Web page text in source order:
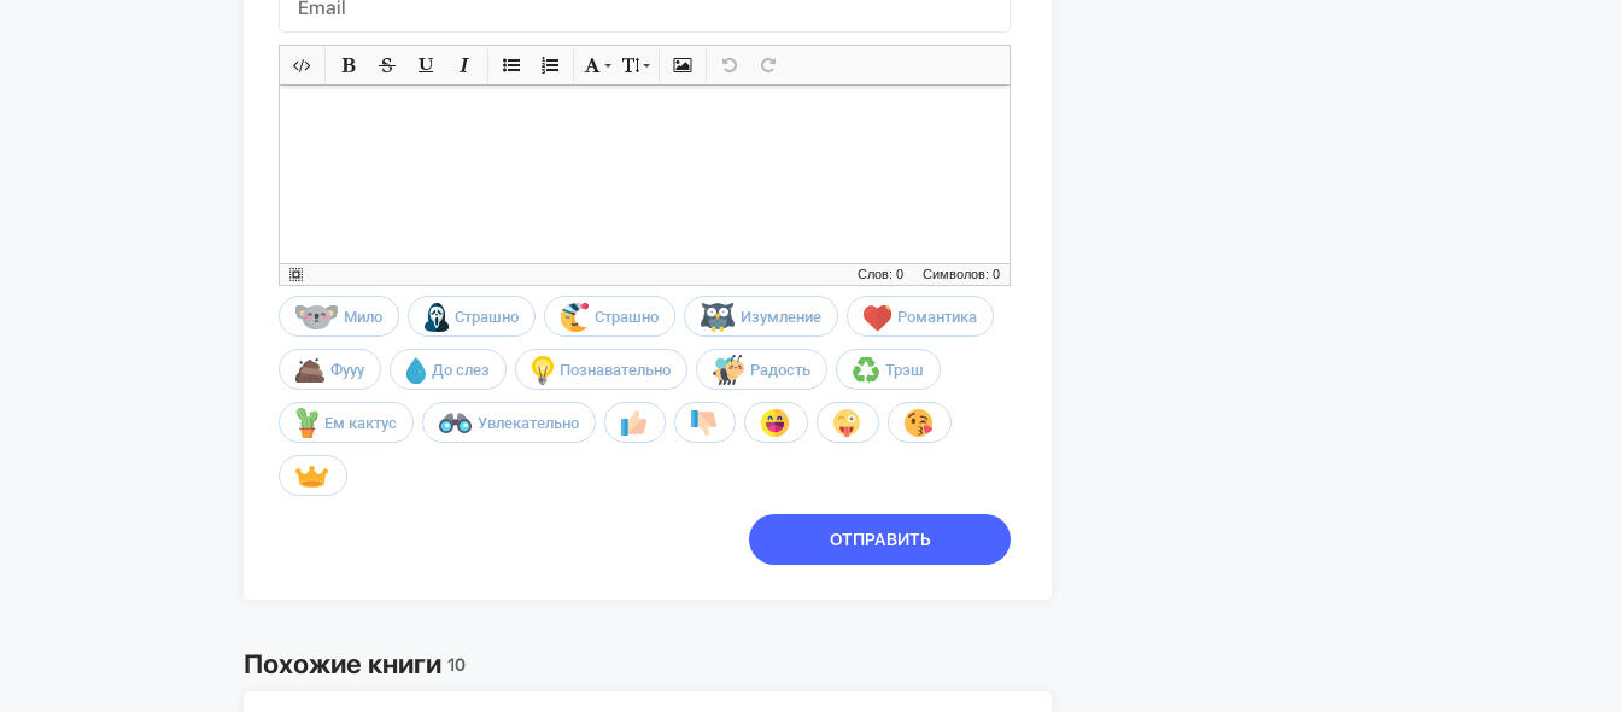
Символов: 0
Слов: 0
Мило Страшно Страшно Изумление Романтика
Фууу До слез Познавательно Радость Трэш
Ем кактус Увлекательно
ОТПРАВИТЬ
Похожие книги 10